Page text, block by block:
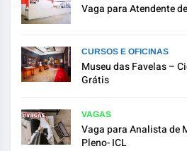
Vaga para Atendente
CURSOS E OFICINAS
Museu das Favelas –
Grátis
VAGAS
Vaga para Analista de
Pleno- ICL